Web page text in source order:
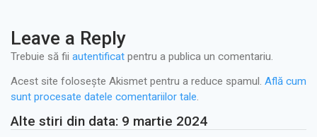
Leave a Reply
Trebuie să fii autentificat pentru a publica un comentariu.
Acest site folosește Akismet pentru a reduce spamul. Află cum
sunt procesate datele comentariilor tale.
Alte stiri din data: 9 martie 2024